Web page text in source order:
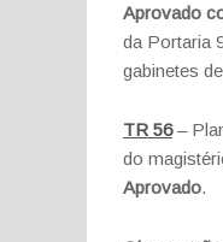
Aprovado
da Portaria
gabinetes
TR 56–
do
Aprovado.